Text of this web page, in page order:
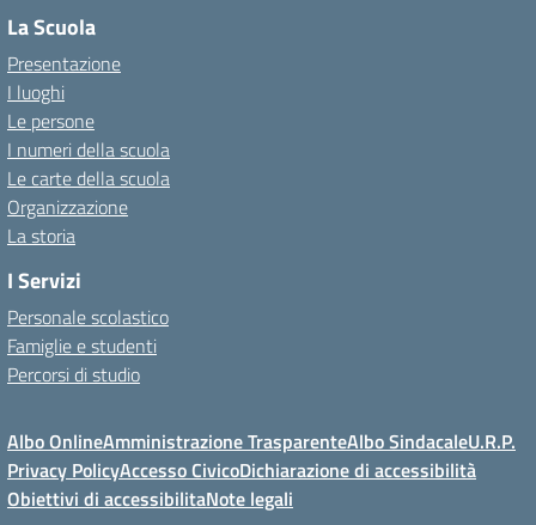
La Scuola
Presentazione
I luoghi
Le persone
I numeri della scuola
Le carte della scuola
Organizzazione
La storia
I Servizi
Personale scolastico
Famiglie e studenti
Percorsi di studio
Albo OnlineAmministrazione TrasparenteAlbo SindacaleU.R.P.
Privacy PolicyAccesso CivicoDichiarazione di accessibilità
Obiettivi di accessibilitaNote legali